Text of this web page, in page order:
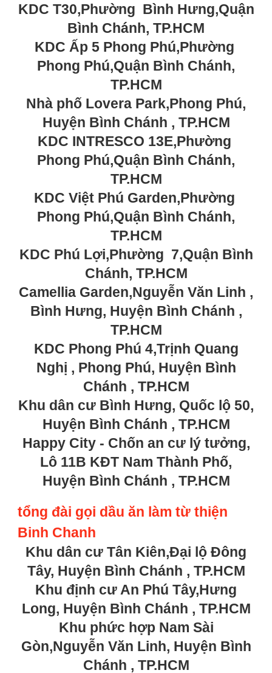
KDC T30,Phường Bình Hưng,Quận
Bình Chánh, TP.HCM
KDC Ấp 5 Phong Phú,Phường
Phong Phú,Quận Bình Chánh,
TP.HCM
Nhà phố Lovera Park,Phong Phú,
Huyện Bình Chánh , TP.HCM
KDC INTRESCO 13E,Phường
Phong Phú,Quận Bình Chánh,
TP.HCM
KDC Việt Phú Garden,Phường
Phong Phú,Quận Bình Chánh,
TP.HCM
KDC Phú Lợi,Phường 7,Quận Bình
Chánh, TP.HCM
Camellia Garden,Nguyễn Văn Linh ,
Bình Hưng, Huyện Bình Chánh ,
TP.HCM
KDC Phong Phú 4,Trịnh Quang
Nghị , Phong Phú, Huyện Bình
Chánh , TP.HCM
Khu dân cư Bình Hưng, Quốc lộ 50,
Huyện Bình Chánh , TP.HCM
Happy City - Chốn an cư lý tưởng,
Lô 11B KĐT Nam Thành Phố,
Huyện Bình Chánh , TP.HCM
tổng đài gọi dầu ăn làm từ thiện
Binh Chanh
Khu dân cư Tân Kiên,Đại lộ Đông
Tây, Huyện Bình Chánh , TP.HCM
Khu định cư An Phú Tây,Hưng
Long, Huyện Bình Chánh , TP.HCM
Khu phức hợp Nam Sài
Gòn,Nguyễn Văn Linh, Huyện Bình
Chánh , TP.HCM